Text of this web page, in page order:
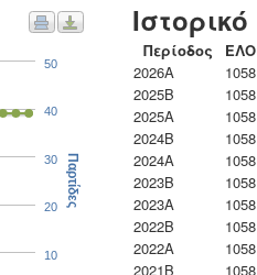
10
20
30
40
50
Παρτίδες
Ιστορικό
Περίοδος ΕΛΟ
2026A
1058
2025B
1058
2025A
1058
2024B
1058
2024A
1058
2023B
1058
2023Α
1058
2022B
1058
2022A
1058
2021B
1058